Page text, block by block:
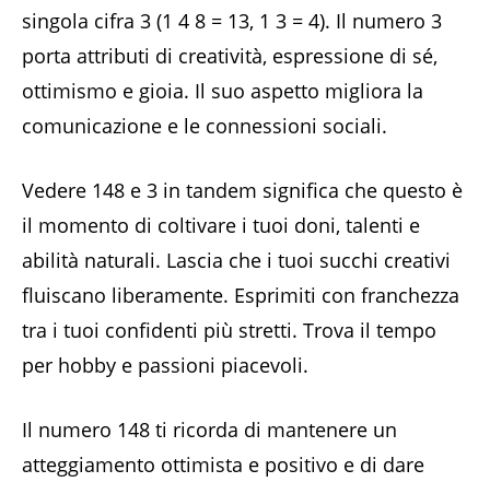
singola cifra 3 (1 4 8 = 13, 1 3 = 4). Il numero 3
porta attributi di creatività, espressione di sé,
ottimismo e gioia. Il suo aspetto migliora la
comunicazione e le connessioni sociali.
Vedere 148 e 3 in tandem significa che questo è
il momento di coltivare i tuoi doni, talenti e
abilità naturali. Lascia che i tuoi succhi creativi
fluiscano liberamente. Esprimiti con franchezza
tra i tuoi confidenti più stretti. Trova il tempo
per hobby e passioni piacevoli.
Il numero 148 ti ricorda di mantenere un
atteggiamento ottimista e positivo e di dare